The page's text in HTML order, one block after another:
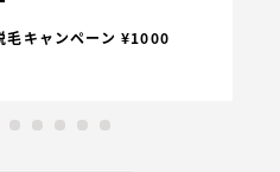
毛キャンペーン ¥1000